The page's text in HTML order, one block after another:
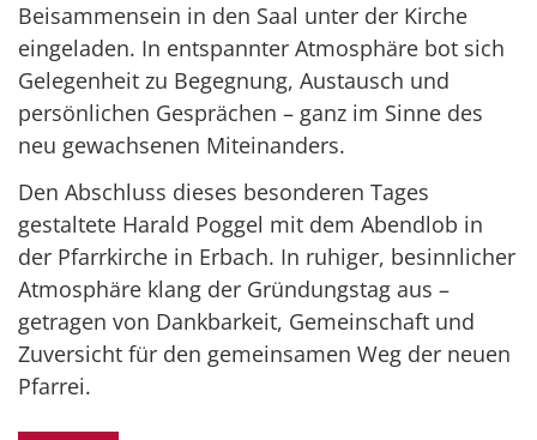
Beisammensein in den Saal unter der Kirche
eingeladen. In entspannter Atmosphäre bot sich
Gelegenheit zu Begegnung, Austausch und
persönlichen Gesprächen – ganz im Sinne des
neu gewachsenen Miteinanders.
Den Abschluss dieses besonderen Tages
gestaltete Harald Poggel mit dem Abendlob in
der Pfarrkirche in Erbach. In ruhiger, besinnlicher
Atmosphäre klang der Gründungstag aus –
getragen von Dankbarkeit, Gemeinschaft und
Zuversicht für den gemeinsamen Weg der neuen
Pfarrei.